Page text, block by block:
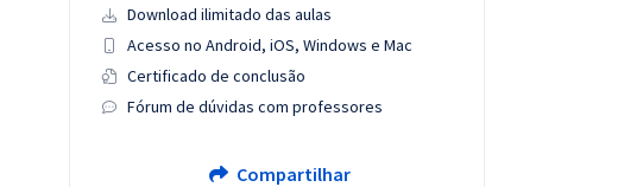
Download ilimitado das aulas
Acesso no Android, iOS, Windows e Mac
Certificado de conclusão
Fórum de dúvidas com professores
Compartilhar